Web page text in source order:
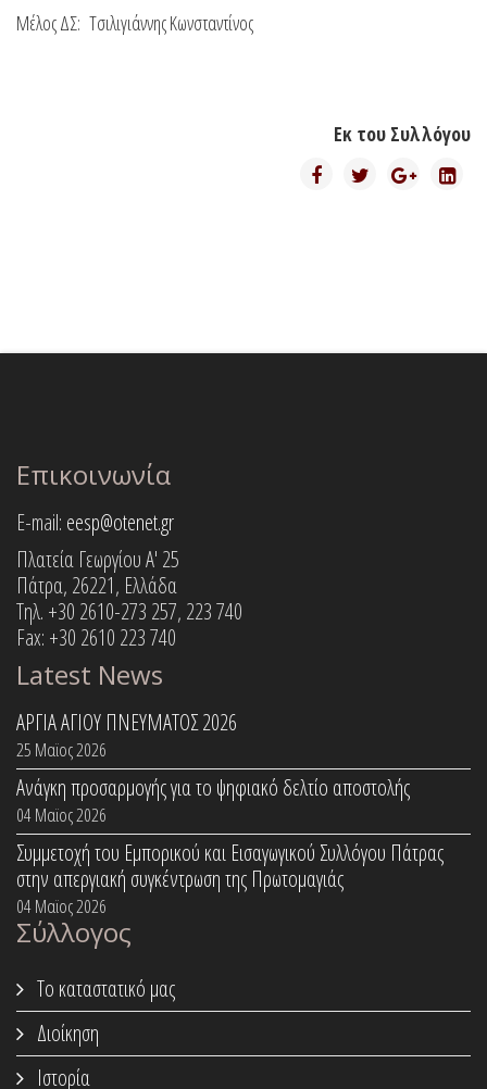
Μέλος ΔΣ: Τσιλιγιάννης Κωνσταντίνος
Εκ του Συλλόγου
Επικοινωνία
E-mail: eesp@otenet.gr
Πλατεία Γεωργίου Α' 25
Πάτρα, 26221, Ελλάδα
Τηλ. +30 2610-273 257, 223 740
Fax: +30 2610 223 740
Latest News
ΑΡΓΙΑ ΑΓΙΟΥ ΠΝΕΥΜΑΤΟΣ 2026
25 Μαϊος 2026
Ανάγκη προσαρμογής για το ψηφιακό δελτίο αποστολής
04 Μαϊος 2026
Συμμετοχή του Εμπορικού και Εισαγωγικού Συλλόγου Πάτρας
στην απεργιακή συγκέντρωση της Πρωτομαγιάς
04 Μαϊος 2026
Σύλλογος
Το καταστατικό μας
Διοίκηση
Ιστορία